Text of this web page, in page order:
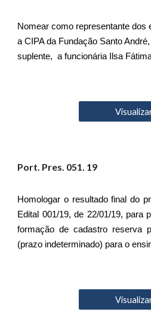
Nomear como representante dos
a CIPA da Fundação Santo
suplente, a funcionária Ilsa
Port. Pres. 051. 19
Homologar o resultado final do
Edital 001/19, de 22/01/19, para
formação de cadastro reserva
(prazo indeterminado) para o